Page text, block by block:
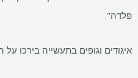
פלדה".
איגודים וגופים בתעשייה בירכו על